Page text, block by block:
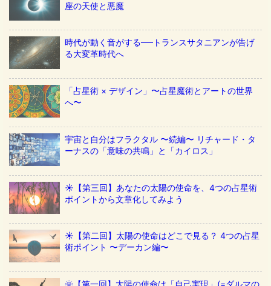
座の天使と悪魔
時代が動く音がする──トランスサタニアンが告げ
る大変革時代へ
「占星術 × デザイン」〜占星魔術とアートの世界
へ〜
宇宙と自分はフラクタル 〜続編〜 リチャード・タ
ーナスの「意味の共鳴」と「カイロス」
☀️【第三回】あなたの太陽の使命を、4つの占星術
ポイントから文章化してみよう
☀️【第二回】太陽の使命はどこで見る？ 4つの占星
術ポイント 〜デーカン編〜
🌞【第一回】太陽の使命は「自己実現」(=ダルマの